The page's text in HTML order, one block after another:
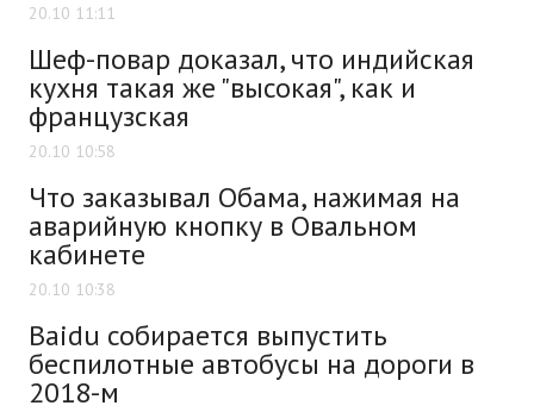
20.10 11:11
Шеф-повар доказал, что индийская
кухня такая же "высокая", как и
французская
20.10 10:58
Что заказывал Обама, нажимая на
аварийную кнопку в Овальном
кабинете
20.10 10:38
Baidu собирается выпустить
беспилотные автобусы на дороги в
2018-м